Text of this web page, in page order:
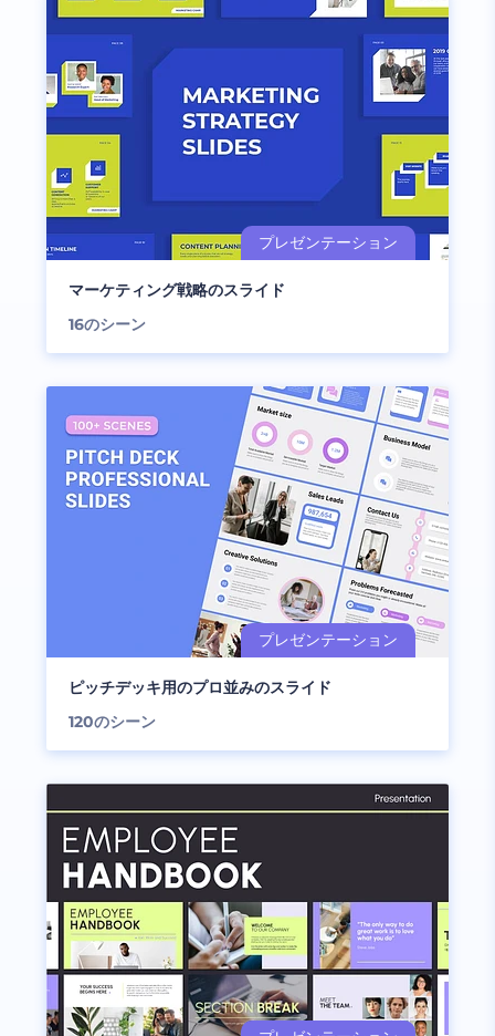
マーケティング戦略のスライド
16のシーン
ピッチデッキ用のプロ並みのスライド
120のシーン